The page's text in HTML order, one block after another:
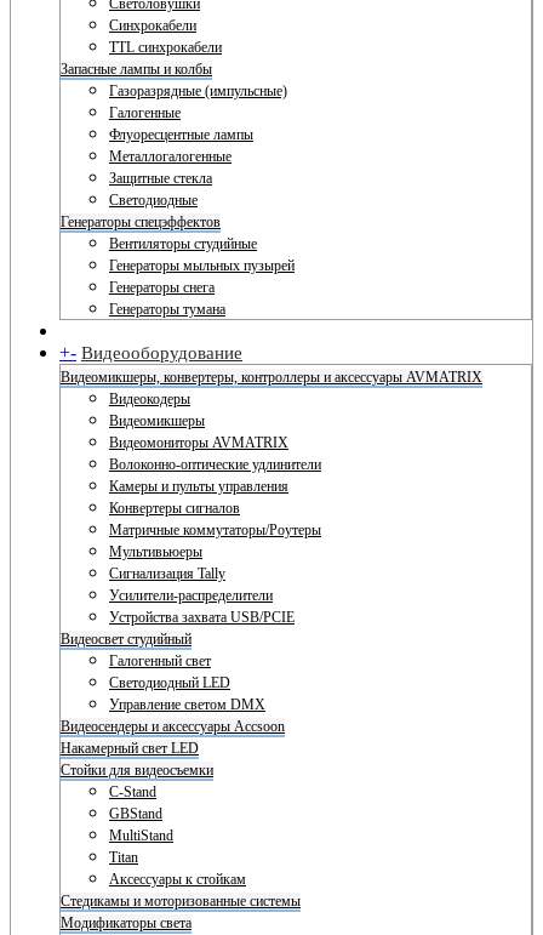
Светоловушки
Синхрокабели
TTL синхрокабели
Запасные лампы и колбы
Газоразрядные (импульсные)
Галогенные
Флуоресцентные лампы
Металлогалогенные
Защитные стекла
Светодиодные
Генераторы спецэффектов
Вентиляторы студийные
Генераторы мыльных пузырей
Генераторы снега
Генераторы тумана
+- Видеооборудование
Видеомикшеры, конвертеры, контроллеры и аксессуары AVMATRIX
Видеокодеры
Видеомикшеры
Видеомониторы AVMATRIX
Волоконно-оптические удлинители
Камеры и пульты управления
Конвертеры сигналов
Матричные коммутаторы/Роутеры
Мультивьюеры
Сигнализация Tally
Усилители-распределители
Устройства захвата USB/PCIE
Видеосвет студийный
Галогенный свет
Светодиодный LED
Управление светом DMX
Видеосендеры и аксессуары Accsoon
Накамерный свет LED
Стойки для видеосъемки
C-Stand
GBStand
MultiStand
Titan
Аксессуары к стойкам
Стедикамы и моторизованные системы
Модификаторы света